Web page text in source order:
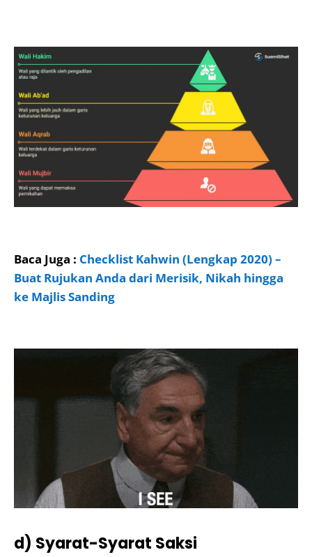
Baca Juga : Checklist Kahwin (Lengkap 2020) –
Buat Rujukan Anda dari Merisik, Nikah hingga
ke Majlis Sanding
d) Syarat-Syarat Saksi